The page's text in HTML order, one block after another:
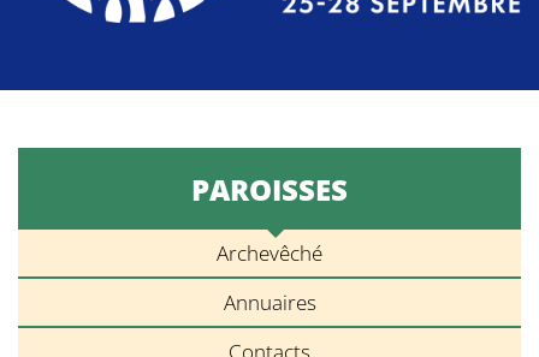
PAROISSES
Archevêché
Annuaires